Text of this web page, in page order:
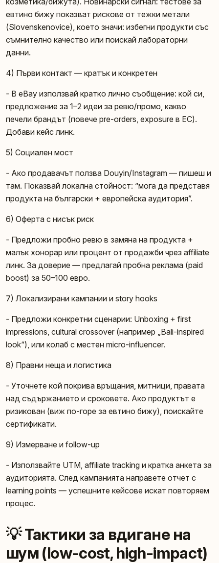
евтино бижу показват рискове от тежки метали
(Slovenskenovice), което значи: избегни продукти със
съмнително качество или поискай лабораторни
данни.
4) Първи контакт — кратък и конкретен
- В eBay използвай кратко лично съобщение: кой си,
предложение за 1–2 идеи за ревю/промо, какво
печели брандът (повече pre-orders, exposure в ЕС).
Добави кейс линк.
5) Социален мост
- Ако продавачът ползва Douyin/Instagram — пишеш и
там. Показвай локална стойност: “мога да представя
продукта на български + европейска аудитория”.
6) Оферта с нисък риск
- Предложи пробно ревю в замяна на продукта +
малък хонорар или процент от продажби чрез affiliate
линк. За доверие — предлагай пробна реклама (paid
boost) за 50–100 евро.
7) Локализирани кампании и story hooks
- Предложи конкретни сценарии: Unboxing + first
impressions, cultural crossover (например „Bali-inspired
look“), или колаб с местен micro-influencer.
8) Правни неща и логистика
- Уточнете кой покрива връщания, митници, правата
над съдържанието и сроковете. Ако продуктът е
ризикован (виж по-горе за евтино бижу), поискайте
сертификати.
9) Измерване и follow-up
- Използвайте UTM, affiliate tracking и кратка анкета за
аудиторията. След кампанията направете отчет с
learning points — успешните кейсове искат повторяем
процес.
💡 Тактики за вдигане на
шум (low-cost, high-impact)